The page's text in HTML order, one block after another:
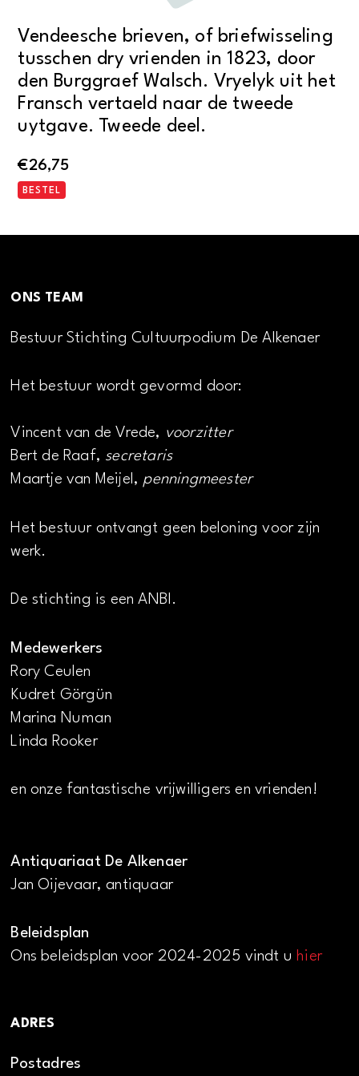
Vendeesche brieven, of briefwisseling
tusschen dry vrienden in 1823, door
den Burggraef Walsch. Vryelyk uit het
Fransch vertaeld naar de tweede
uytgave. Tweede deel.
€26,75
BESTEL
ONS TEAM
Bestuur Stichting Cultuurpodium De Alkenaer
Het bestuur wordt gevormd door:
Vincent van de Vrede, voorzitter
Bert de Raaf, secretaris
Maartje van Meijel, penningmeester
Het bestuur ontvangt geen beloning voor zijn
werk.
De stichting is een ANBI.
Medewerkers
Rory Ceulen
Kudret Görgün
Marina Numan
Linda Rooker
en onze fantastische vrijwilligers en vrienden!
Antiquariaat De Alkenaer
Jan Oijevaar, antiquaar
Beleidsplan
Ons beleidsplan voor 2024-2025 vindt uhier
ADRES
Postadres